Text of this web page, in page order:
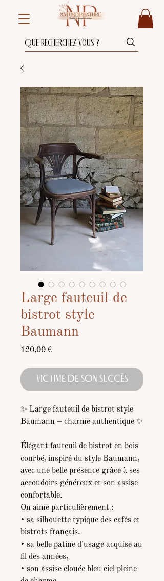
Large fauteuil de
bistrot style
Baumann
120,00 €Prix
VICTIME DE SON SUCCÈS
✨ Large fauteuil de bistrot style
Baumann – charme authentique ✨
Élégant fauteuil de bistrot en bois
courbé, inspiré du style Baumann,
avec une belle présence grâce à ses
accoudoirs généreux et son assise
confortable.
On aime particulièrement :
• sa silhouette typique des cafés et
bistrots français,
• sa belle patine d'usage acquise au
fil des années,
• son assise clouée bleu ciel pleine